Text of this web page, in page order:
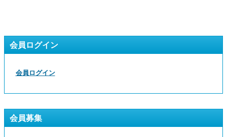
会員ログイン
会員ログイン
会員募集